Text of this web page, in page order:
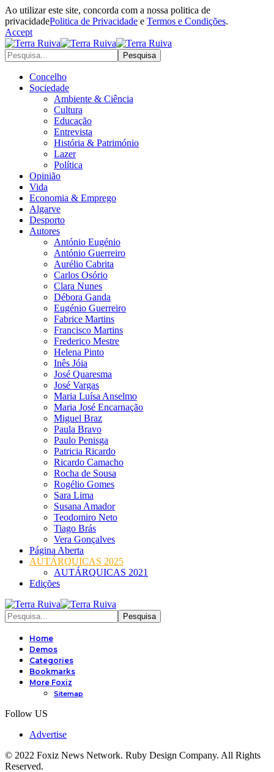
Ao utilizar este site, concorda com a nossa politica de
privacidadePolitica de Privacidade e Termos e Condições.
Accept
Concelho
Sociedade
Ambiente & Ciência
Cultura
Educação
Entrevista
História & Património
Lazer
Política
Opinião
Vida
Economia & Emprego
Algarve
Desporto
Autores
António Eugénio
António Guerreiro
Aurélio Cabrita
Carlos Osório
Clara Nunes
Débora Ganda
Eugénio Guerreiro
Fabrice Martins
Francisco Martins
Frederico Mestre
Helena Pinto
Inês Jóia
José Quaresma
José Vargas
Maria Luísa Anselmo
Maria José Encarnação
Miguel Braz
Paula Bravo
Paulo Penisga
Patricia Ricardo
Ricardo Camacho
Rocha de Sousa
Rogélio Gomes
Sara Lima
Susana Amador
Teodomiro Neto
Tiago Brás
Vera Gonçalves
Página Aberta
AUTÁRQUICAS 2025
AUTÁRQUICAS 2021
Edições
Home
Demos
Categories
Bookmarks
More Foxiz
Sitemap
Follow US
Advertise
© 2022 Foxiz News Network. Ruby Design Company. All Rights
Reserved.